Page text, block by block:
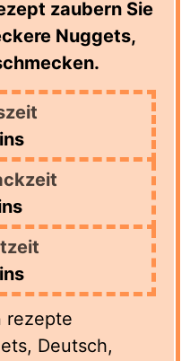
zaubern Sie
Nuggets,
rezepte
Deutsch,